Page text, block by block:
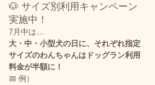
🐶 サイズ別利用キャンペーン
実施中！
7月中は…
大・中・小型犬の日に、それぞれ指定
サイズのわんちゃんはドッグラン利用
料金が半額に！
📅 例）